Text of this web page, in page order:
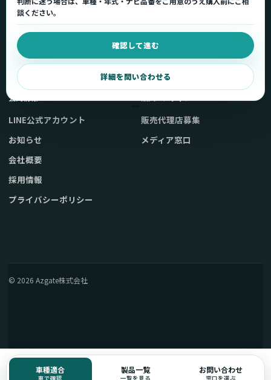
車種適合
車で確認
製品一覧
一覧を見る
お問い合わせ
窓口を選ぶ
談ください。
確認して進む
詳細を問い合わせる
車種適合を確認
用途から製品を選ぶ
取扱店舗・購入先
弊社販売ストアへ
Q&A・症状別サポート
起動不良復旧サービス
公式情報
LINE公式アカウント
お知らせ
会社概要
採用情報
プライバシーポリシー
販売代理店募集
メディア窓口
© 2026 Azgate株式会社